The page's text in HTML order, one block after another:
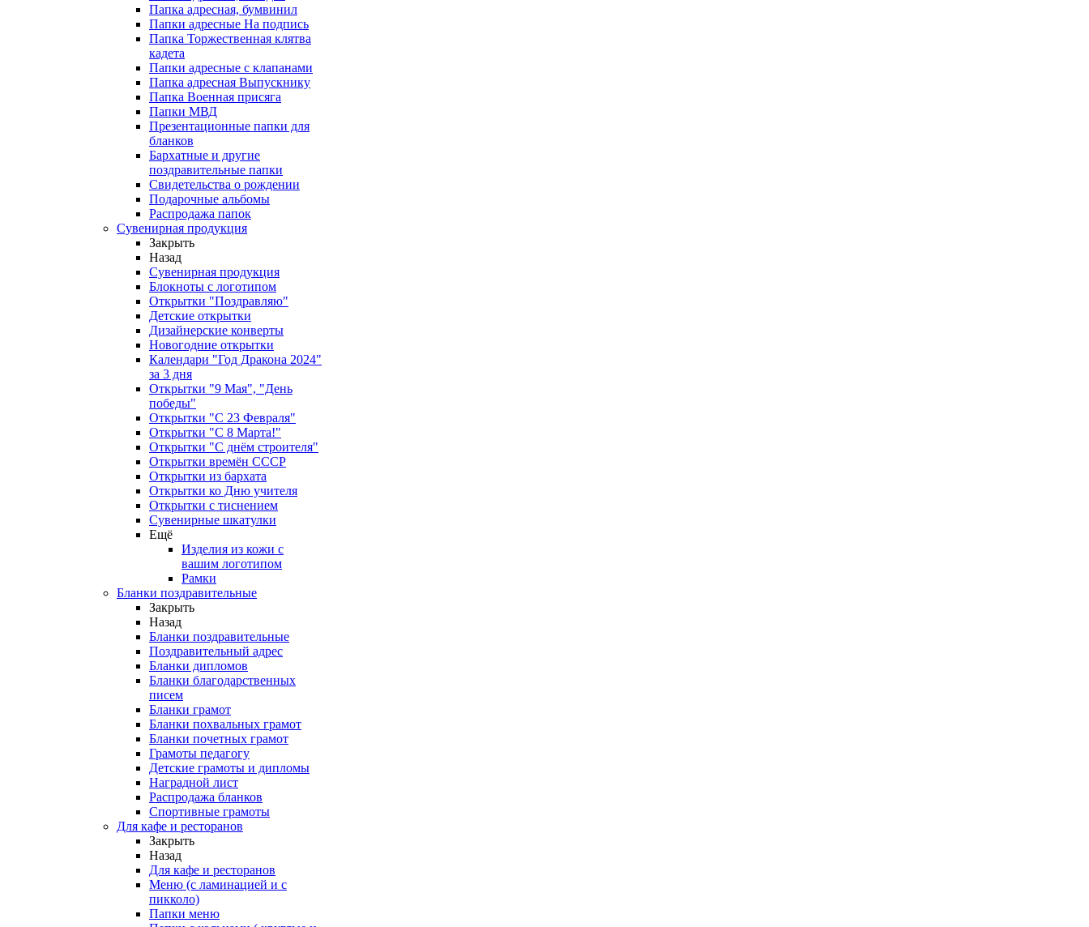
Папка адресная, бумвинил
Папки адресные На подпись
Папка Торжественная клятва
кадета
Папки адресные с клапанами
Папка адресная Выпускнику
Папка Военная присяга
Папки МВД
Презентационные папки для
бланков
Бархатные и другие
поздравительные папки
Свидетельства о рождении
Подарочные альбомы
Распродажа папок
Сувенирная продукция
Закрыть
Назад
Сувенирная продукция
Блокноты с логотипом
Открытки "Поздравляю"
Детские открытки
Дизайнерские конверты
Новогодние открытки
Календари "Год Дракона 2024"
за 3 дня
Открытки "9 Мая", "День
победы"
Открытки "С 23 Февраля"
Открытки "С 8 Марта!"
Открытки "С днём строителя"
Открытки времён СССР
Открытки из бархата
Открытки ко Дню учителя
Открытки с тиснением
Сувенирные шкатулки
Ещё
Изделия из кожи с
вашим логотипом
Рамки
Бланки поздравительные
Закрыть
Назад
Бланки поздравительные
Поздравительный адрес
Бланки дипломов
Бланки благодарственных
писем
Бланки грамот
Бланки похвальных грамот
Бланки почетных грамот
Грамоты педагогу
Детские грамоты и дипломы
Наградной лист
Распродажа бланков
Спортивные грамоты
Для кафе и ресторанов
Закрыть
Назад
Для кафе и ресторанов
Меню (с ламинацией и с
пикколо)
Папки меню